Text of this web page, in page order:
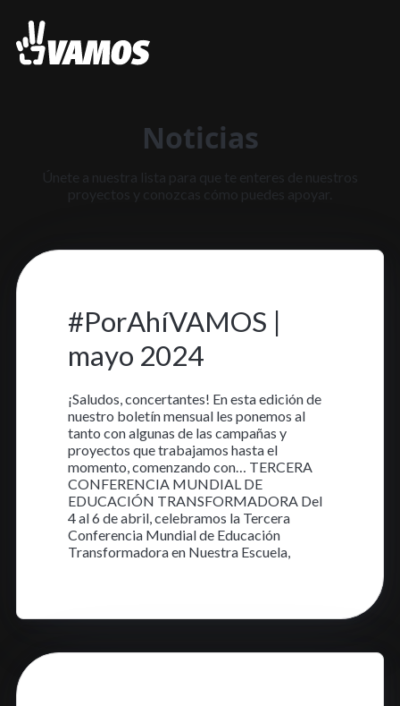
Noticias
Únete a nuestra lista para que te enteres de nuestros
proyectos y conozcas cómo puedes apoyar.
#PorAhíVAMOS |
mayo 2024
¡Saludos, concertantes! En esta edición de
nuestro boletín mensual les ponemos al
tanto con algunas de las campañas y
proyectos que trabajamos hasta el
momento, comenzando con… TERCERA
CONFERENCIA MUNDIAL DE
EDUCACIÓN TRANSFORMADORA Del
4 al 6 de abril, celebramos la Tercera
Conferencia Mundial de Educación
Transformadora en Nuestra Escuela,